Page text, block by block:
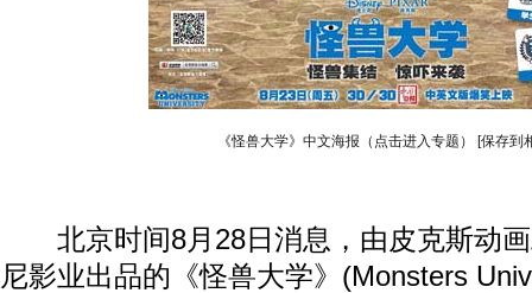
《怪兽大学》中文海报（点击进入专题） [保存到
北京时间8月28日消息，由皮克斯动画
尼影业出品的《怪兽大学》(Monsters